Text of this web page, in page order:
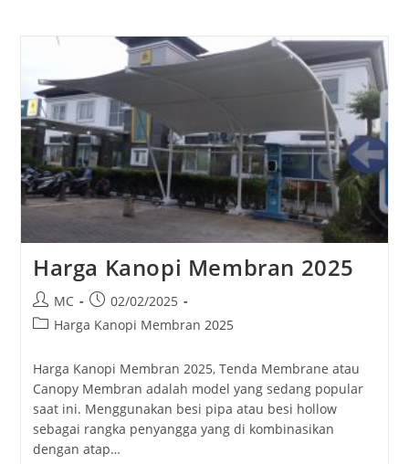
Harga Kanopi Membran 2025
Post
author:
MC
Post
published:
02/02/2025
PostHarga Kanopi Membran 2025
Harga Kanopi Membran 2025, Tenda Membrane atau
Canopy Membran adalah model yang sedang popular
saat ini. Menggunakan besi pipa atau besi hollow
sebagai rangka penyangga yang di kombinasikan
dengan atap…